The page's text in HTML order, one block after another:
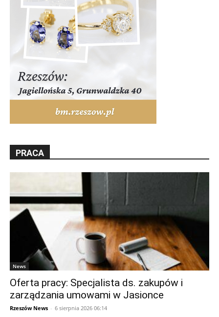
PRACA
News
Oferta pracy: Specjalista ds. zakupów i
zarządzania umowami w Jasionce
Rzeszów News - 6 sierpnia 2026 06:14